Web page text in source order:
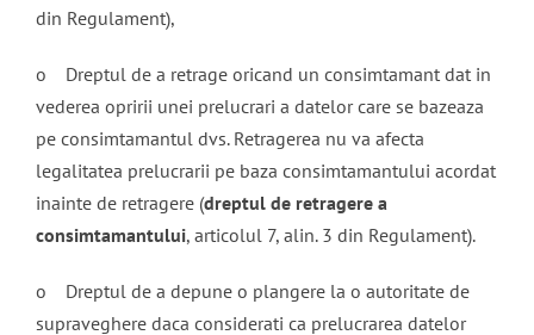
din Regulament),
o Dreptul de a retrage oricand un consimtamant dat in
vederea opririi unei prelucrari a datelor care se bazeaza
pe consimtamantul dvs. Retragerea nu va afecta
legalitatea prelucrarii pe baza consimtamantului acordat
inainte de retragere (dreptul de retragere a
consimtamantului, articolul 7, alin. 3 din Regulament).
o Dreptul de a depune o plangere la o autoritate de
supraveghere daca considerati ca prelucrarea datelor